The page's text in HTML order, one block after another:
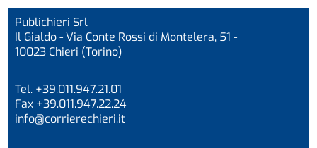
Publichieri Srl
Il Gialdo - Via Conte Rossi di Montelera, 51 -
10023 Chieri (Torino)
Tel. +39.011.947.21.01
Fax +39.011.947.22.24
info@corrierechieri.it